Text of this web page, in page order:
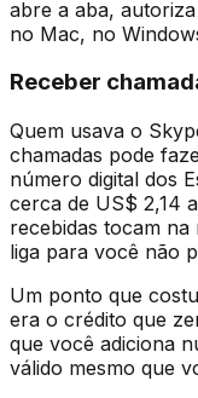
abre a aba,
no Mac, no
Receber
Quem usava o
chamadas pode
número digital dos
cerca de US$ 2,14
recebidas tocam na
liga para você não
Um ponto que
era o crédito que
que você adiciona
válido mesmo que